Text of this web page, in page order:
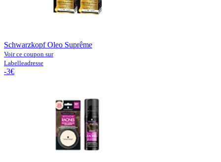
Schwarzkopf Oleo Suprême
Voir ce coupon sur
Labelleadresse
-3€